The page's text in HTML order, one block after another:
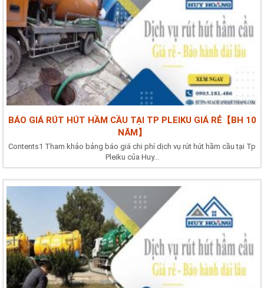
BÁO GIÁ RÚT HÚT HẦM CẦU TẠI TP PLEIKU GIÁ RẺ【BH 10
NĂM】
Contents1 Tham khảo bảng báo giá chi phí dịch vụ rút hút hầm cầu tại Tp
Pleiku của Huy...